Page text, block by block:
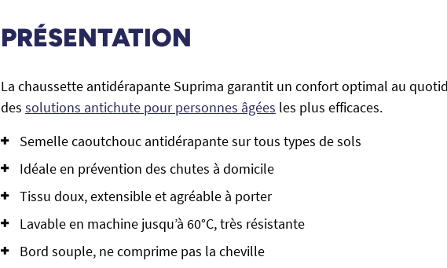
PRÉSENTATION
La chaussette antidérapante Suprima garantit un confort optimal au
des solutions antichute pour personnes âgées les plus efficaces.
Semelle caoutchouc antidérapante sur tous types de sols
Idéale en prévention des chutes à domicile
Tissu doux, extensible et agréable à porter
Lavable en machine jusqu’à 60°C, très résistante
Bord souple, ne comprime pas la cheville